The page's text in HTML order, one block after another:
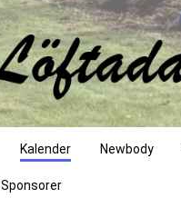
Kalender Newbody
Sponsorer